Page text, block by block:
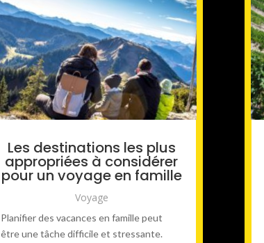
Les destinations les plus
appropriées à considérer
pour un voyage en famille
Voyage
Planifier des vacances en famille peut
être une tâche difficile et stressante.